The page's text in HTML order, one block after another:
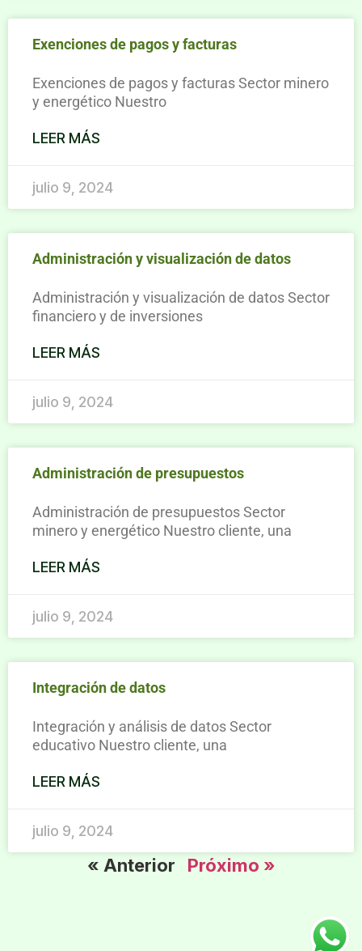
Exenciones de pagos y facturas​
Exenciones de pagos y facturas Sector minero
y energético Nuestro
LEER MÁS
julio 9, 2024
Administración y visualización de datos
Administración y visualización de datos Sector
financiero y de inversiones
LEER MÁS
julio 9, 2024
Administración de presupuestos​
Administración de presupuestos Sector
minero y energético Nuestro cliente, una
LEER MÁS
julio 9, 2024
Integración de datos
Integración y análisis de datos Sector
educativo Nuestro cliente, una
LEER MÁS
julio 9, 2024
« Anterior Próximo »